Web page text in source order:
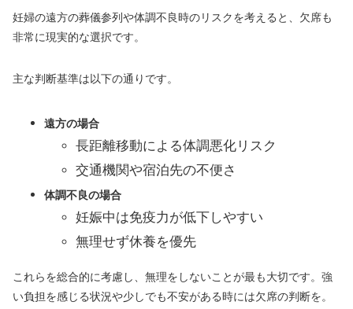
妊婦の遠方の葬儀参列や体調不良時のリスクを考えると、欠席も
非常に現実的な選択です。
主な判断基準は以下の通りです。
遠方の場合
長距離移動による体調悪化リスク
交通機関や宿泊先の不便さ
体調不良の場合
妊娠中は免疫力が低下しやすい
無理せず休養を優先
これらを総合的に考慮し、無理をしないことが最も大切です。強
い負担を感じる状況や少しでも不安がある時には欠席の判断を。